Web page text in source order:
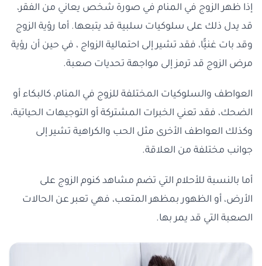
إذا ظهر الزوج في المنام في صورة شخص يعاني من الفقر،
قد يدل ذلك على سلوكيات سلبية قد يتبعها. أما رؤية الزوج
وقد بات غنيًّا، فقد تشير إلى احتمالية الزواج ، في حين أن رؤية
مرض الزوج قد ترمز إلى مواجهة تحديات صعبة.
العواطف والسلوكيات المختلفة للزوج في المنام، كالبكاء أو
الضحك، فقد تعني الخبرات المشتركة أو التوجيهات الحياتية،
وكذلك العواطف الأخرى مثل الحب والكراهية تشير إلى
جوانب مختلفة من العلاقة.
أما بالنسبة للأحلام التي تضم مشاهد كنوم الزوج على
الأرض، أو الظهور بمظهر المتعب، فهي تعبر عن الحالات
الصعبة التي قد يمر بها.